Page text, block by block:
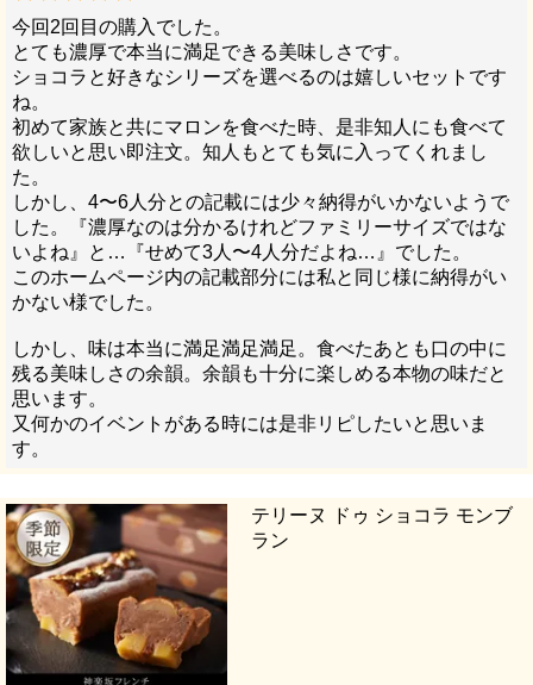
今回2回目の購入でした。
とても濃厚で本当に満足できる美味しさです。
ショコラと好きなシリーズを選べるのは嬉しいセットです
ね。
初めて家族と共にマロンを食べた時、是非知人にも食べて
欲しいと思い即注文。知人もとても気に入ってくれまし
た。
しかし、4〜6人分との記載には少々納得がいかないようで
した。『濃厚なのは分かるけれどファミリーサイズではな
いよね』と…『せめて3人〜4人分だよね…』でした。
このホームページ内の記載部分には私と同じ様に納得がい
かない様でした。
しかし、味は本当に満足満足満足。食べたあとも口の中に
残る美味しさの余韻。余韻も十分に楽しめる本物の味だと
思います。
又何かのイベントがある時には是非リピしたいと思いま
す。
テリーヌ ドゥ ショコラ モンブ
ラン